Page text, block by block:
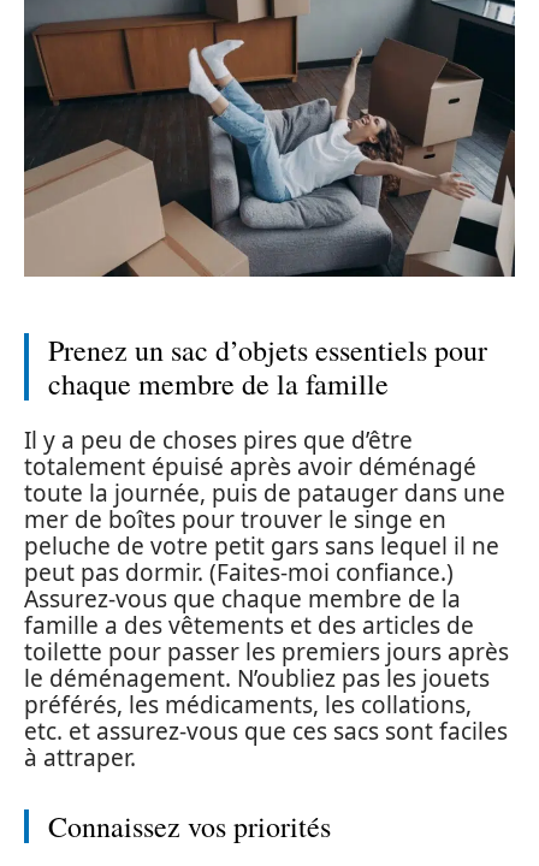
Prenez un sac d’objets essentiels pour
chaque membre de la famille
Il y a peu de choses pires que d’être
totalement épuisé après avoir déménagé
toute la journée, puis de patauger dans une
mer de boîtes pour trouver le singe en
peluche de votre petit gars sans lequel il ne
peut pas dormir. (Faites-moi confiance.)
Assurez-vous que chaque membre de la
famille a des vêtements et des articles de
toilette pour passer les premiers jours après
le déménagement. N’oubliez pas les jouets
préférés, les médicaments, les collations,
etc. et assurez-vous que ces sacs sont faciles
à attraper.
Connaissez vos priorités